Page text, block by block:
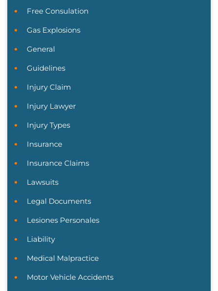
Free Consulation
Gas Explosions
General
Guidelines
Injury Claim
Injury Lawyer
Injury Types
Insurance
Insurance Claims
Lawsuits
Legal Documents
Lesiones Personales
Liability
Medical Malpractice
Motor Vehicle Accidents